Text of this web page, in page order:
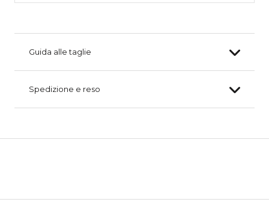
Guida alle taglie
Spedizione e reso